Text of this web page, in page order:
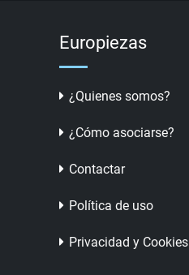
Europiezas
¿Quienes somos?
¿Cómo asociarse?
Contactar
Política de uso
Privacidad y Cookies